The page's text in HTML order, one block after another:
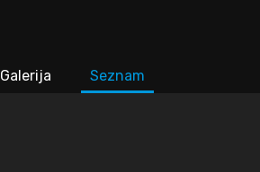
Galerija Seznam